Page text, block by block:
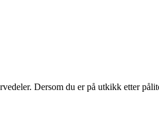
Dersom du er på utkikk etter